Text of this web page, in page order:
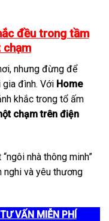
đều trong tầm
chạm
nhưng đừng để
đình. Với Home
khắc trong tổ ấm
chạm trên điện
nhà thông minh”
nghi và yêu thương
VẤN MIỄN PHÍ